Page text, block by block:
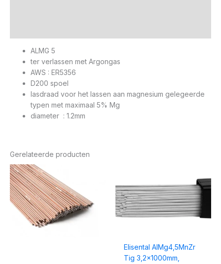
ALMG 5
ter verlassen met Argongas
AWS : ER5356
D200 spoel
lasdraad voor het lassen aan magnesium gelegeerde
typen met maximaal 5% Mg
diameter : 1.2mm
Gerelateerde producten
€ 31,90
Elisental AlMg4,5MnZr
Tig 3,2x1000mm,